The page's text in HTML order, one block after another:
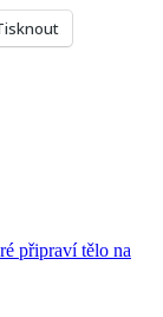
připraví tělo na